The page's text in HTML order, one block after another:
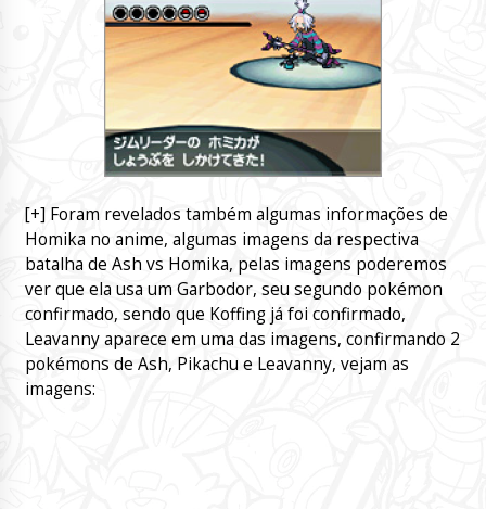
[+] Foram revelados também algumas informações de
Homika no anime, algumas imagens da respectiva
batalha de Ash vs Homika, pelas imagens poderemos
ver que ela usa um Garbodor, seu segundo pokémon
confirmado, sendo que Koffing já foi confirmado,
Leavanny aparece em uma das imagens, confirmando 2
pokémons de Ash, Pikachu e Leavanny, vejam as
imagens: